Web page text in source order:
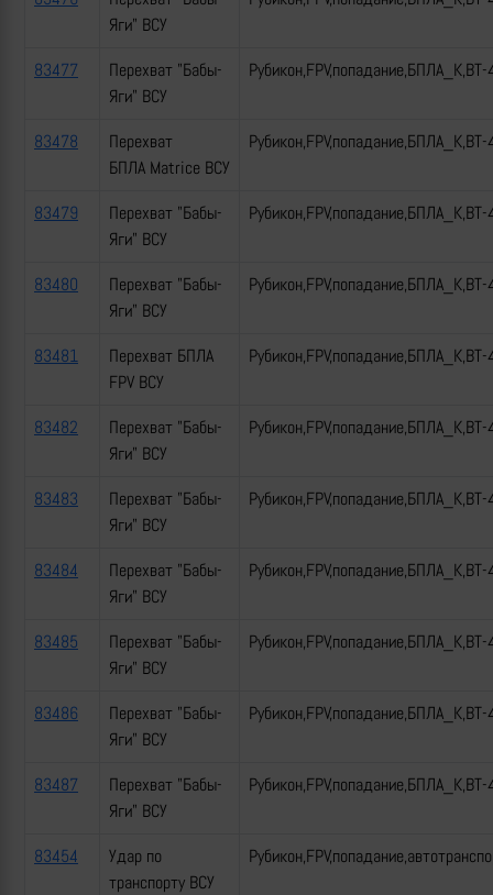
Яги" ВСУ
83477
Перехват "Бабы-
Яги" ВСУ
83478
Перехват
БПЛА Matrice ВСУ
83479
Перехват "Бабы-
Яги" ВСУ
83480
Перехват "Бабы-
Яги" ВСУ
83481
Перехват БПЛА
FPV ВСУ
83482
Перехват "Бабы-
Яги" ВСУ
83483
Перехват "Бабы-
Яги" ВСУ
83484
Перехват "Бабы-
Яги" ВСУ
83485
Перехват "Бабы-
Яги" ВСУ
83486
Перехват "Бабы-
Яги" ВСУ
83487
Перехват "Бабы-
Яги" ВСУ
83454
Удар по
транспорту ВСУ